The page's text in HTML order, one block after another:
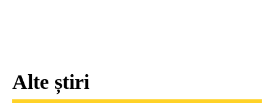
Alte știri